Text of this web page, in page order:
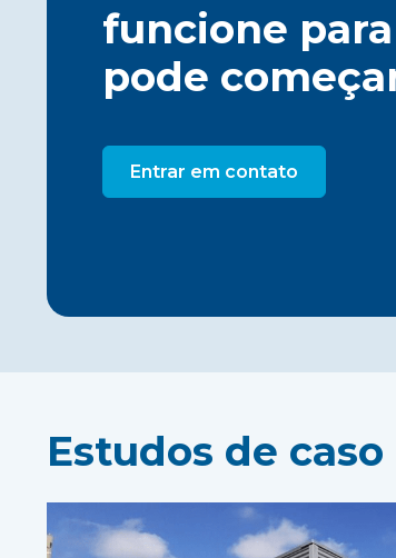
funcione
pode
Entrar em contato
Estudos de caso